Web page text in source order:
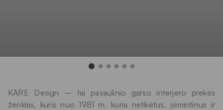
KARE Design – tai pasaulinio garso interjero prekės
ženklas, kuris nuo 1981 m. kuria netikėtus, įsimintinus ir